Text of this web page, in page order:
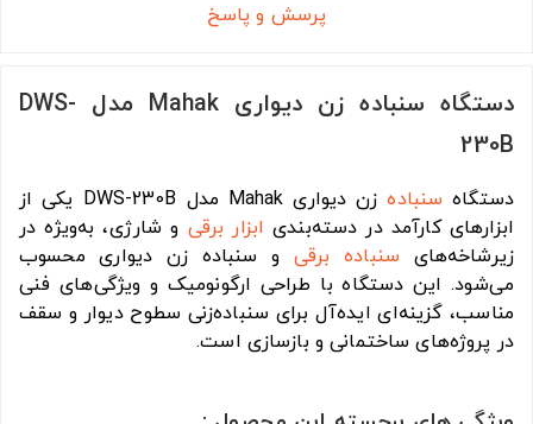
پرسش و پاسخ
دستگاه سنباده زن دیواری Mahak مدل DWS-
230B
دستگاه سنباده
زن دیواری Mahak مدل DWS-230B یکی از
ابزارهای کارآمد در دسته‌بندی ابزار برقی و شارژی، به‌ویژه در
زیرشاخه‌های سنباده برقی و سنباده زن دیواری محسوب
می‌شود. این دستگاه با طراحی ارگونومیک و ویژگی‌های فنی
مناسب، گزینه‌ای ایده‌آل برای سنباده‌زنی سطوح دیوار و سقف
در پروژه‌های ساختمانی و بازسازی است.